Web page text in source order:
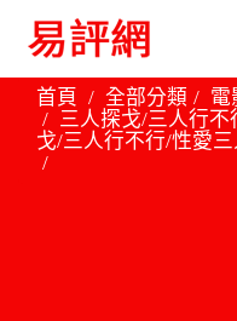
首頁 全部分類
電
三人探戈/三人行不
戈/三人行不行/性愛